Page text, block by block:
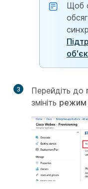
Щоб
3 Перейдіть до
змініть режим